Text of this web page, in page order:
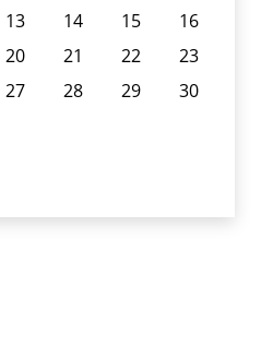
13 14 15
16
20 21 22
23
27 28 29
30